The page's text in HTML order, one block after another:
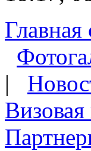
Главная
|